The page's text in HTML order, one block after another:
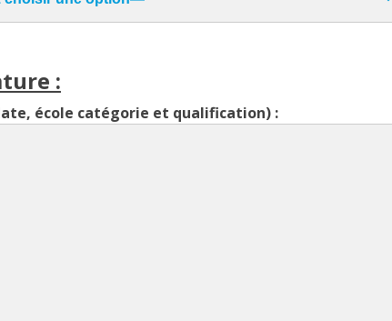
:
école catégorie et qualification) :